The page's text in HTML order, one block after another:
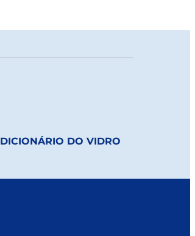
DICIONÁRIO DO VIDRO